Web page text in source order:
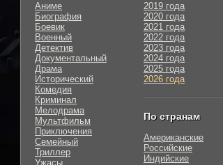
Аниме
Биография
Боевик
Военный
Детектив
Документальный
Драма
Исторический
Комедия
Криминал
Мелодрама
Мультфильм
Приключения
Семейный
Триллер
Ужасы
2019 года
2020 года
2021 года
2022 года
2023 года
2024 года
2025 года
2026 года
По странам
Американские
Российские
Индийские